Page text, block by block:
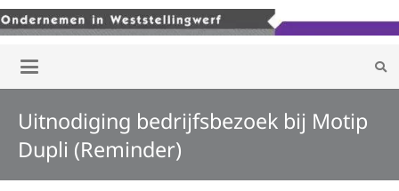
Uitnodiging bedrijfsbezoek bij Motip
Dupli (Reminder)